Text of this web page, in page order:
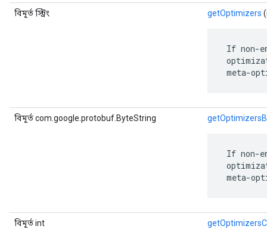
বিমূর্ত স্ট্রিং getOptimizers
If non-
meta-
বিমূর্ত com.google.protobuf.ByteString
If non-
meta-
বিমূর্ত int